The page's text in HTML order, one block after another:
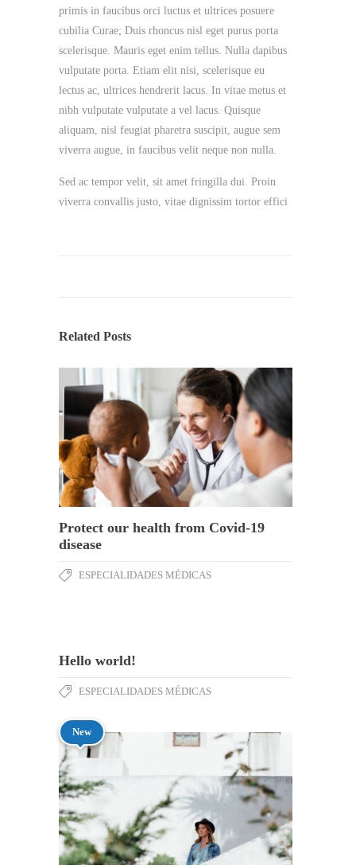
primis in faucibus orci luctus et ultrices posuere
cubilia Curae; Duis rhoncus nisl eget purus porta
scelerisque. Mauris eget enim tellus. Nulla dapibus
vulputate porta. Etiam elit nisi, scelerisque eu
lectus ac, ultrices hendrerit lacus. In vitae metus et
nibh vulputate vulputate a vel lacus. Quisque
aliquam, nisl feugiat pharetra suscipit, augue sem
viverra augue, in faucibus velit neque non nulla.
Sed ac tempor velit, sit amet fringilla dui. Proin
viverra convallis justo, vitae dignissim tortor effici
Related Posts
Protect our health from Covid-19
disease
ESPECIALIDADES MÉDICAS
Hello world!
ESPECIALIDADES MÉDICAS
New